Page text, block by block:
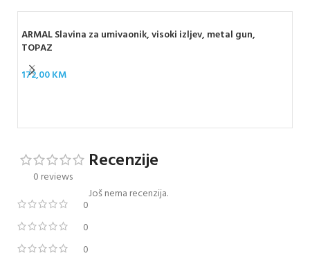
ARMAL Slavina za umivaonik, visoki izljev, metal gun,
TOPAZ
172,00KM
0 reviews
0
0
0
Recenzije
Još nema recenzija.